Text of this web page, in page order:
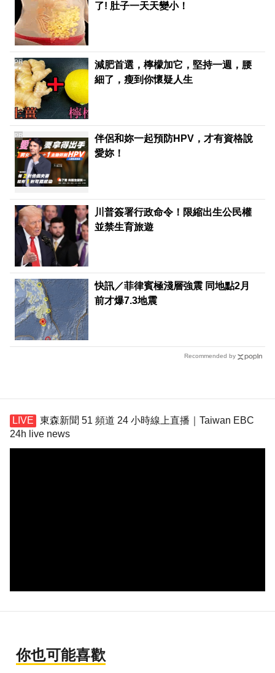
了! 肚子一天天變小！
減肥首選，檸檬加它，堅持一週，腰
細了，瘦到你懷疑人生
PR
伴侶和妳一起預防HPV，才有資格說
愛妳！
PR
川普簽署行政命令！限縮出生公民權
並禁生育旅遊
快訊／菲律賓極淺層強震 同地點2月
前才爆7.3地震
Recommended by
東森新聞 51 頻道 24 小時線上直播｜Taiwan EBC
24h live news
你也可能喜歡